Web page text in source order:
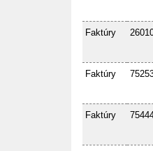
Faktúry
Faktúry
Faktúry